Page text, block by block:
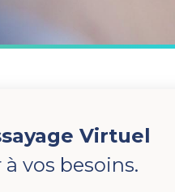
Virtuel
vos besoins.